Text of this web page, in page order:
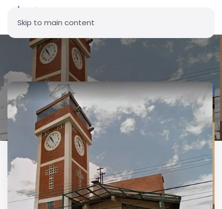
Skip to main content
Parroquia Divino Niño Jesús